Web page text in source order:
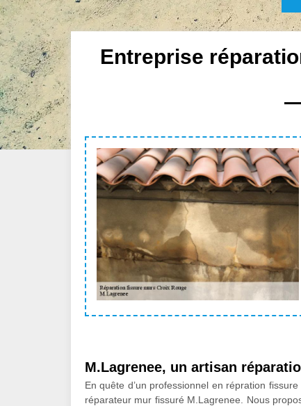
Entreprise
M.Lagrenee, un artisan
En quête d’un professionnel en répration
réparateur mur fissuré M.Lagrenee. Nous